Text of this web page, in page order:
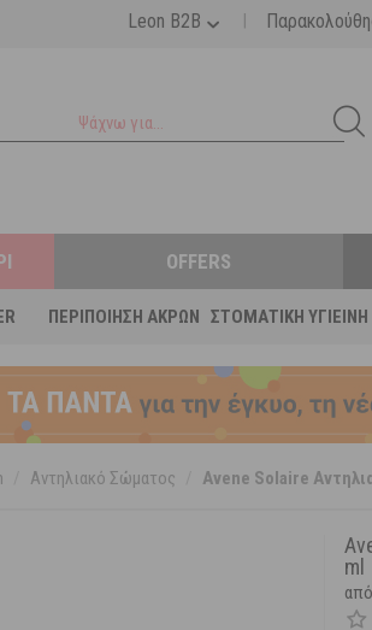
Leon B2B |
ΠΕΡΙΠΟΊΗΣΗ ΆΚΡΩΝ ΣΤΟΜΑΤΙΚΉ ΥΓΙΕΙΝΉ
OFFERS
Αντηλιακό Σώματος Avene Solaire
ml
από